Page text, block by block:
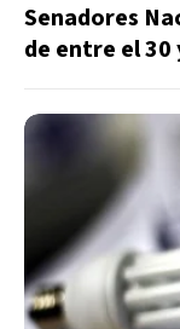
Senadores
de entre el 30